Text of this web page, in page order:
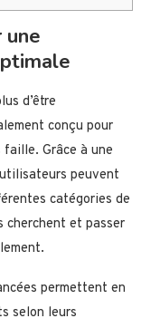
une
d’être
conçu pour
Grâce à une
peuvent
catégories de
cherchent et passer
permettent en
selon leurs